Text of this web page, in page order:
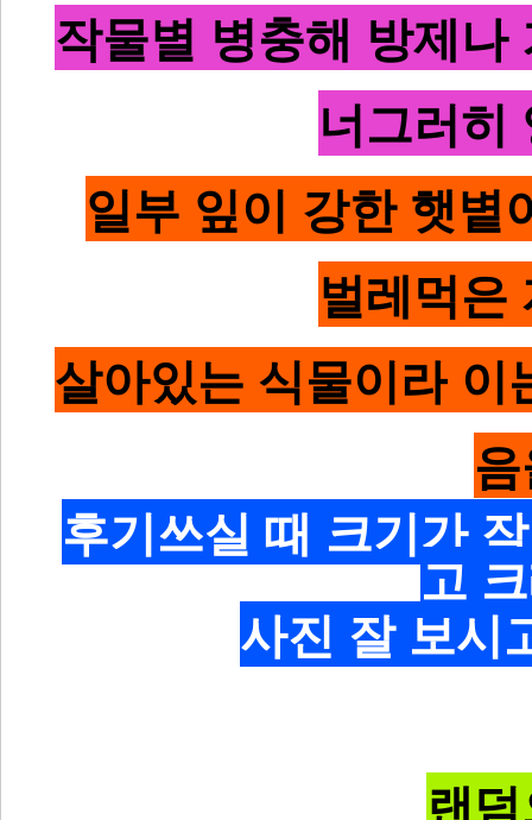
작물별 병충해 방제
너그러
일부 잎이 강한 햇볕
벌레먹은
살아있는 식물이라 이
후기쓰실 때 크기가
고
사진 잘 보시
랜